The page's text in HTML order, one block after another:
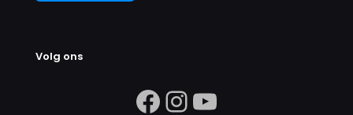
Volg ons
https://www.facebook.com/
Instagram
https://